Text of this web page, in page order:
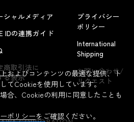
よくあるお問い合わせ
シャルメディア
IDの連携ガイド
商取引法に
る表示
プライバシー
ポリシー
International
Shipping
お問い合わせ/
リクエスト
およびコンテンツの最適な提供、ト
てCookieを使用しています。
合、Cookieの利用に同意したことも
ポリシーをご確認ください。